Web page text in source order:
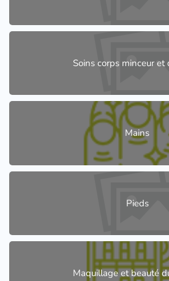
Soins corps minceur et
Mains
Pieds
Maquillage et beauté